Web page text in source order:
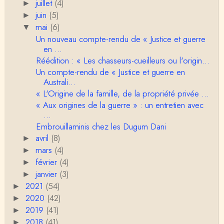
RV
Le concept de genre est un sacré foutoir – même
si l’on met de coté les acceptions récentes du mot
c…
Anonymous
Porteuses d'eau. Là les philosophes peuvent nous
servir à quelque chose (Bachelard, Gilbert Dura…
Christophe Darmangeat
C'est peut-être là où il faudrait s'entendre sur ce q
u'on appelle le genre, parce que j&…
Anonymous
Je pense que VB a raison, mais j'ajouterais que la
disparition du genre dont parle Christophe Da…
Sylvain Lejeune
Bonjour, j'ai trouvé cette intervention au Collège de
France très stimulante, ce qui m'a fai…
►juillet (4)
►juin (5)
▼mai (6)
Un nouveau compte-rendu de « Justice et guerre
en ...
Réédition : « Les chasseurs-cueilleurs ou l'origin...
Un compte-rendu de « Justice et guerre en
Australi...
« L'Origine de la famille, de la propriété privée ...
« Aux origines de la guerre » : un entretien avec
...
Embrouillaminis chez les Dugum Dani
►avril (8)
►mars (4)
► février (4)
►janvier (3)
► 2021 (54)
► 2020 (42)
► 2019 (41)